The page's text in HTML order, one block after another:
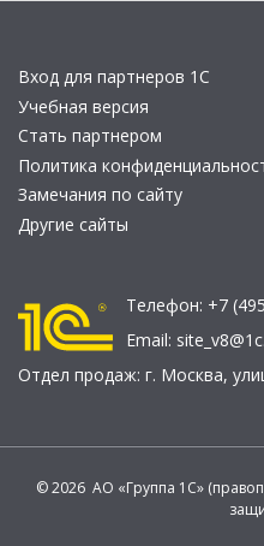
Вход для партнеров 1С
Учебная версия
Стать партнером
Политика
Замечания по сайту
Другие сайты
Телефон: +7
Email:
Отдел продаж: г. Москва,
© 2026 АО «Группа 1С»